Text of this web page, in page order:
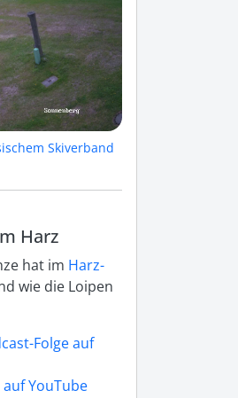
Skiverband
Harz
hat im Harz-
wie die Loipen
Folge auf
YouTube